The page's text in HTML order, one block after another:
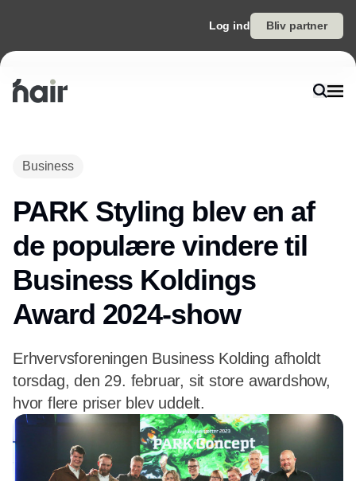
Log ind Bliv partner
Business
PARK Styling blev en af
de populære vindere til
Business Koldings
Award 2024-show
Erhvervsforeningen Business Kolding afholdt
torsdag, den 29. februar, sit store awardshow,
hvor flere priser blev uddelt.